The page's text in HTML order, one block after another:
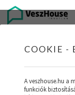
COOKIE -
A veszhouse.hu a
funkciók